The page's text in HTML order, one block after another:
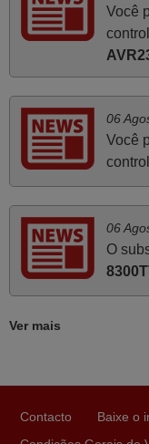
Já recebi o
origem mas
deixar aqui o meu
supra: Acolhimento
Você
06
Você
06
O
Ver mais
Contacto Baixe o